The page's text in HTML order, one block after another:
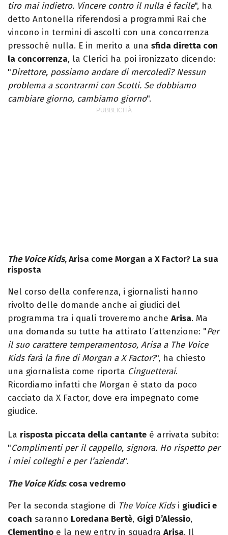
tiro mai indietro. Vincere contro il nulla è facile", ha
detto Antonella riferendosi a programmi Rai che
vincono in termini di ascolti con una concorrenza
pressoché nulla. E in merito a una sfida diretta con
la concorrenza, la Clerici ha poi ironizzato dicendo:
"Direttore, possiamo andare di mercoledì? Nessun
problema a scontrarmi con Scotti. Se dobbiamo
cambiare giorno, cambiamo giorno".
The Voice Kids, Arisa come Morgan a X Factor? La sua
risposta
Nel corso della conferenza, i giornalisti hanno
rivolto delle domande anche ai giudici del
programma tra i quali troveremo anche Arisa. Ma
una domanda su tutte ha attirato l’attenzione: "Per
il suo carattere temperamentoso, Arisa a The Voice
Kids farà la fine di Morgan a X Factor?", ha chiesto
una giornalista come riporta Cinguetterai.
Ricordiamo infatti che Morgan è stato da poco
cacciato da X Factor, dove era impegnato come
giudice.
La risposta piccata della cantante è arrivata subito:
"Complimenti per il cappello, signora. Ho rispetto per
i miei colleghi e per l’azienda".
The Voice Kids: cosa vedremo
Per la seconda stagione di The Voice Kidsi giudici e
coach saranno Loredana Bertè, Gigi D’Alessio,
Clementino e la new entry in squadra Arisa. Il